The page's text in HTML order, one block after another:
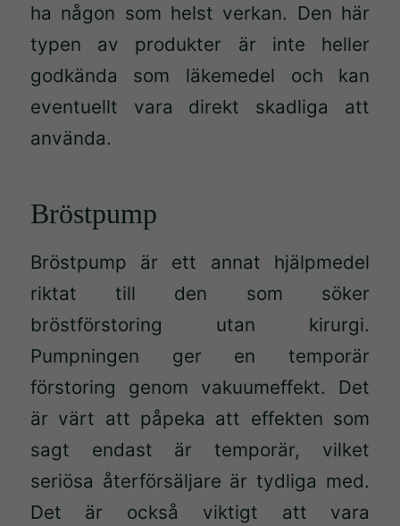
ha någon som helst verkan. Den här
typen av produkter är inte heller
godkända som läkemedel och kan
eventuellt vara direkt skadliga att
använda.
Bröstpump
Bröstpump är ett annat hjälpmedel
riktat till den som söker
bröstförstoring utan kirurgi.
Pumpningen ger en temporär
förstoring genom vakuumeffekt. Det
är värt att påpeka att effekten som
sagt endast är temporär, vilket
seriösa återförsäljare är tydliga med.
Det är också viktigt att vara